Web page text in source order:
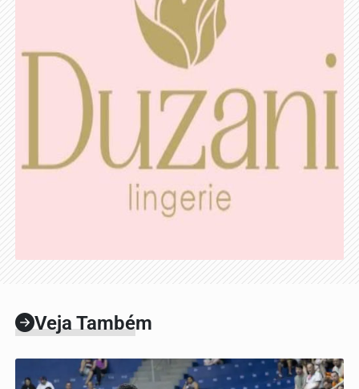
Veja Também